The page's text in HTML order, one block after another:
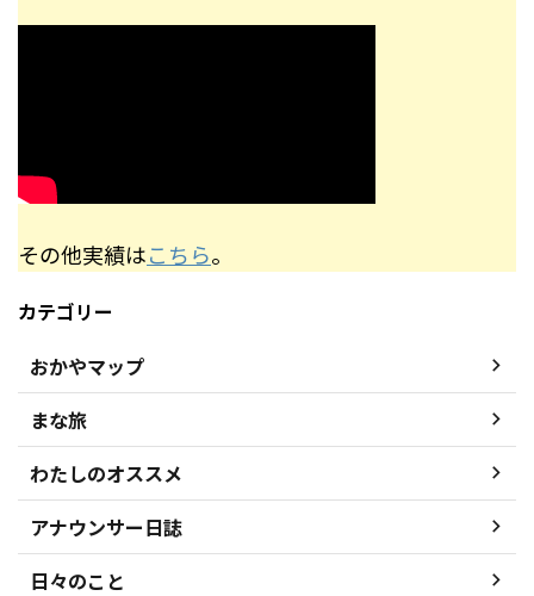
その他実績はこちら。
カテゴリー
おかやマップ
まな旅
わたしのオススメ
アナウンサー日誌
日々のこと